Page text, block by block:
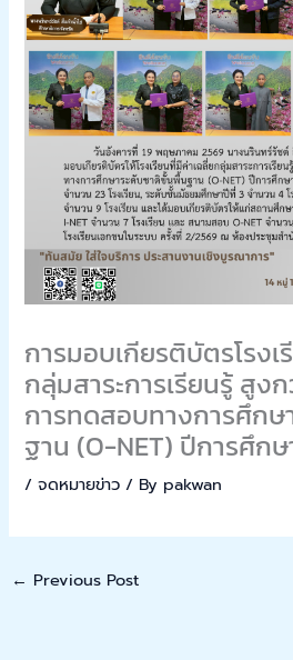
การมอบเกียรติบัตรโรง
กลุ่มสาระการเรียนรู้ สูง
การทดสอบทางการศึก
ฐาน (O-NET) ปีการศึกษ
/จดหมายข่าว / By pakwan
← Previous Post